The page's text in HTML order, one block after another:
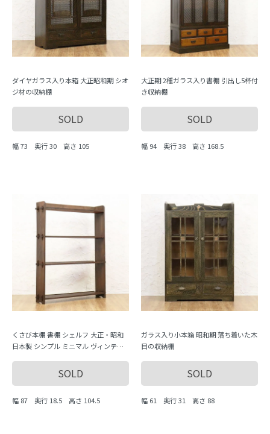
ダイヤガラス入り本箱 大正昭和期 シオ
ジ材の収納棚
SOLD
幅 73 奥行 30 高さ 105
大正期 2種ガラス入り書棚 引出し5杯付
き収納棚
SOLD
幅 94 奥行 38 高さ 168.5
くさび本棚 書棚 シェルフ 大正・昭和
日本製 シンプル ミニマル ヴィンテー
SOLD
幅 87 奥行 18.5 高さ 104.5
ガラス入り小本箱 昭和期 落ち着いた木
目の収納棚
SOLD
幅 61 奥行 31 高さ 88